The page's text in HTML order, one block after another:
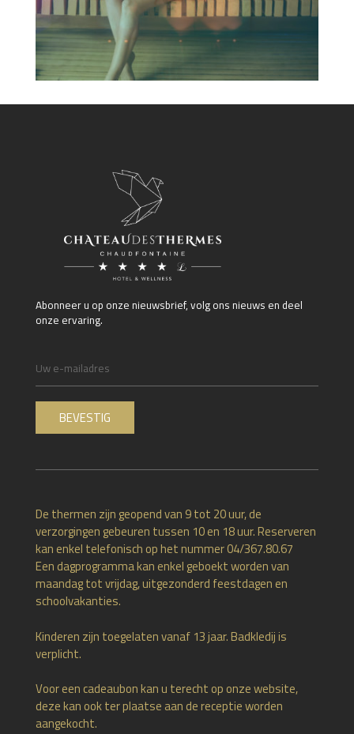
Abonneer u op onze nieuwsbrief, volg ons nieuws en deel
onze ervaring.
De thermen zijn geopend van 9 tot 20 uur, de
verzorgingen gebeuren tussen 10 en 18 uur. Reserveren
kan enkel telefonisch op het nummer 04/367.80.67
Een dagprogramma kan enkel geboekt worden van
maandag tot vrijdag, uitgezonderd feestdagen en
schoolvakanties.
Kinderen zijn toegelaten vanaf 13 jaar. Badkledij is
verplicht.
Voor een cadeaubon kan u terecht op onze website,
deze kan ook ter plaatse aan de receptie worden
aangekocht.